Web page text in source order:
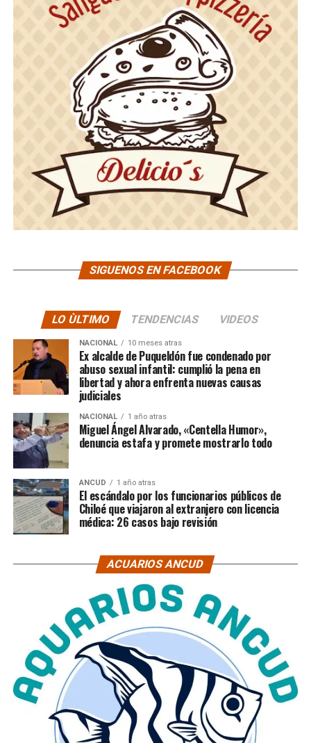
SIGUENOS EN FACEBOOK
LO ÙLTIMO TENDENCIAS VIDEOS
NACIONAL 10 meses atras
Ex alcalde de Puqueldón fue condenado por
abuso sexual infantil: cumplió la pena en
libertad y ahora enfrenta nuevas causas
judiciales
NACIONAL 1 año atras
Miguel Ángel Alvarado, «Centella Humor»,
denuncia estafa y promete mostrarlo todo
ANCUD 1 año atras
El escándalo por los funcionarios públicos de
Chiloé que viajaron al extranjero con licencia
médica: 26 casos bajo revisión
ACUARIOS ANCUD